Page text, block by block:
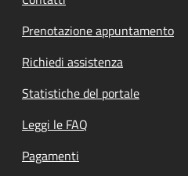
Prenotazione appuntamento
Richiedi assistenza
Statistiche del portale
Leggi le FAQ
Pagamenti